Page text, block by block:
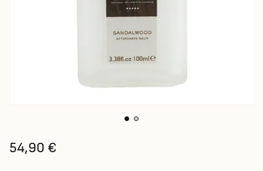
54,90 €